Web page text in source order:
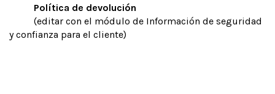
Política de devolución
(editar con el módulo de Información de seguridad
y confianza para el cliente)